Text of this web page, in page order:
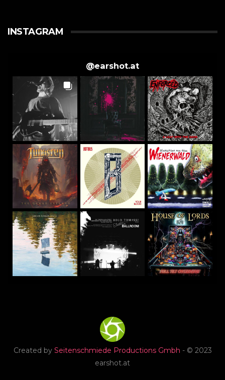
INSTAGRAM
@earshot.at
Created by Seitenschmiede Productions Gmbh - © 2023
earshot.at